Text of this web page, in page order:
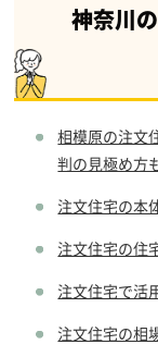
神奈川
相模原の注文
判の見極め方
注文住宅の本
注文住宅の住
注文住宅で活
注文住宅の相